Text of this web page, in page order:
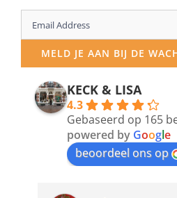
Enter
your
email
address
MELD JE AAN BIJ DE
KECK & LISA
4.3
Gebaseerd op 165
powered by Google
beoordeel ons op